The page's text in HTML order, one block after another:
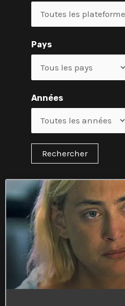
Pays
Années